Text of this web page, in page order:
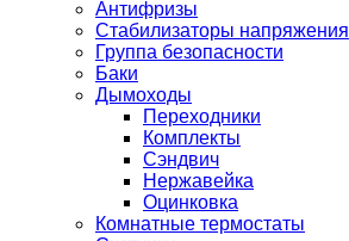
Антифризы
Стабилизаторы напряжения
Группа безопасности
Баки
Дымоходы
Переходники
Комплекты
Сэндвич
Нержавейка
Оцинковка
Комнатные термостаты